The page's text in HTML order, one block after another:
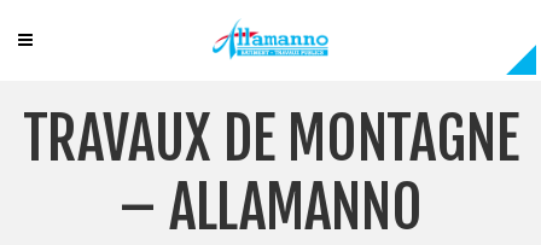
TRAVAUX DE MONTAGNE
– ALLAMANNO